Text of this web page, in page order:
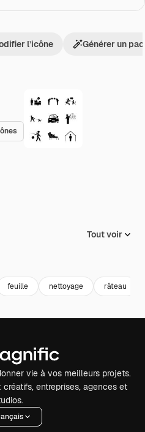
l’icône Générer un
Tout voir
feuille nettoyage râteau
vie à vos meilleurs projets.
créatifs, entreprises, agences et